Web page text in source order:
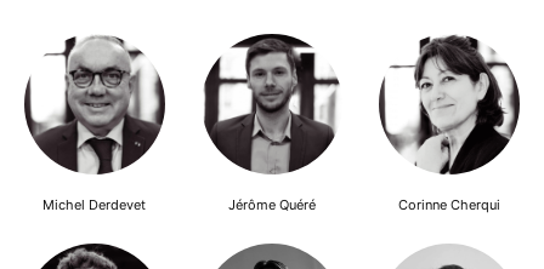
Michel Derdevet Jérôme Quéré Corinne Cherqui